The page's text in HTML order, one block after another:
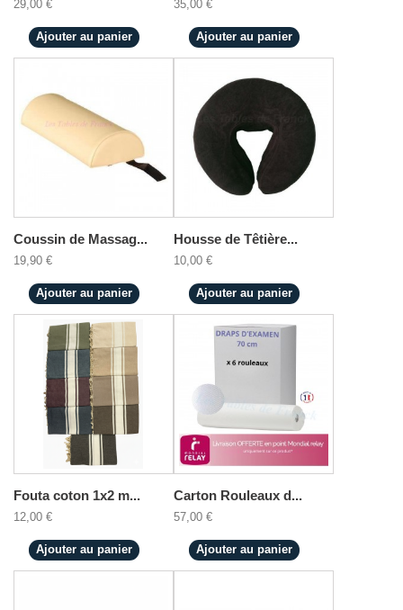
29,00 €
Ajouter au panier
35,00 €
Ajouter au panier
Coussin de Massag...
19,90 €
Ajouter au panier
Housse de Têtière...
10,00 €
Ajouter au panier
Fouta coton 1x2 m...
12,00 €
Ajouter au panier
Carton Rouleaux d...
57,00 €
Ajouter au panier